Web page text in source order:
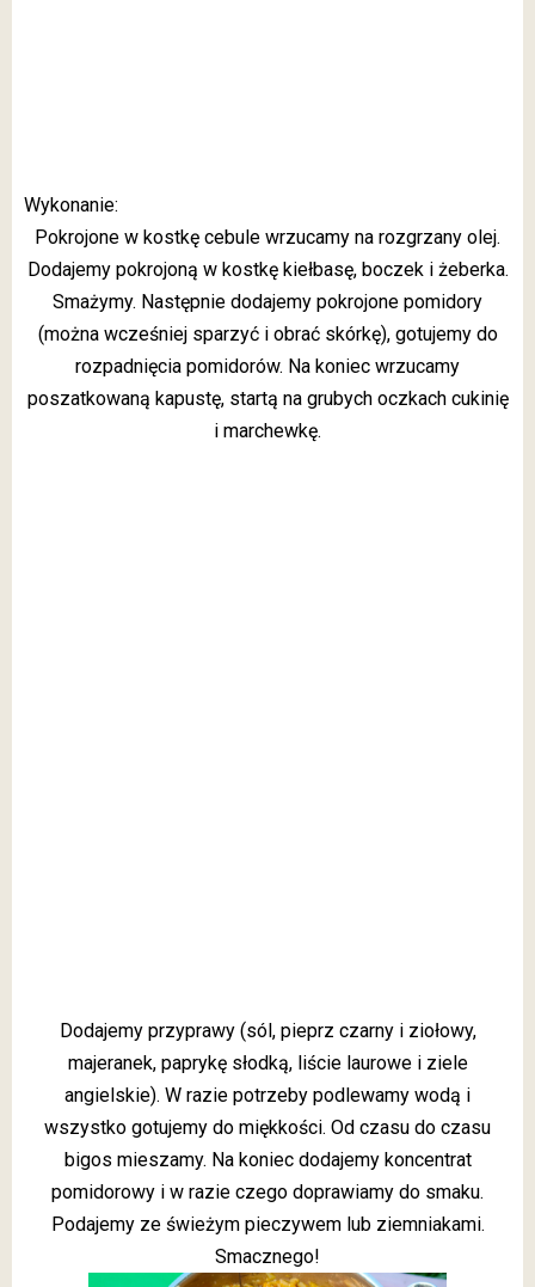
Wykonanie:
Pokrojone w kostkę cebule wrzucamy na rozgrzany olej.
Dodajemy pokrojoną w kostkę kiełbasę, boczek i żeberka.
Smażymy. Następnie dodajemy pokrojone pomidory
(można wcześniej sparzyć i obrać skórkę), gotujemy do
rozpadnięcia pomidorów. Na koniec wrzucamy
poszatkowaną kapustę, startą na grubych oczkach cukinię
i marchewkę.
Dodajemy przyprawy (sól, pieprz czarny i ziołowy,
majeranek, paprykę słodką, liście laurowe i ziele
angielskie). W razie potrzeby podlewamy wodą i
wszystko gotujemy do miękkości. Od czasu do czasu
bigos mieszamy. Na koniec dodajemy koncentrat
pomidorowy i w razie czego doprawiamy do smaku.
Podajemy ze świeżym pieczywem lub ziemniakami.
Smacznego!